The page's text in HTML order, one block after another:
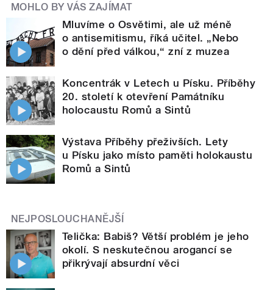
MOHLO BY VÁS ZAJÍMAT
Mluvíme o Osvětimi, ale už méně
o antisemitismu, říká učitel. „Nebo
o dění před válkou,“ zní z muzea
Koncentrák v Letech u Písku. Příběhy
20. století k otevření Památníku
holocaustu Romů a Sintů
Výstava Příběhy přeživších. Lety
u Písku jako místo paměti holokaustu
Romů a Sintů
NEJPOSLOUCHANĚJŠÍ
Telička: Babiš? Větší problém je jeho
okolí. S neskutečnou arogancí se
přikrývají absurdní věci